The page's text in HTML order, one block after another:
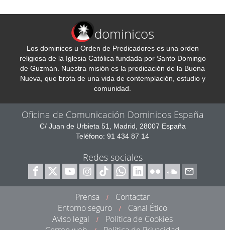
dominicos
Los dominicos u Orden de Predicadores es una orden
religiosa de la Iglesia Católica fundada por Santo Domingo
de Guzmán. Nuestra misión es la predicación de la Buena
Nueva, que brota de una vida de contemplación, estudio y
comunidad.
Oficina de Comunicación Dominicos España
C/ Juan de Urbieta 51, Madrid, 28007 España
Teléfono: 91 434 87 14
Redes sociales
Prensa /
Contactar
Entorno seguro
/
Canal Ético
Aviso legal
/
Política de Cookies